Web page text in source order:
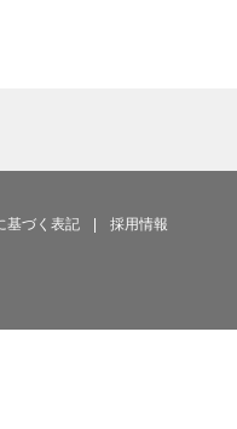
基づく表記 採用情報